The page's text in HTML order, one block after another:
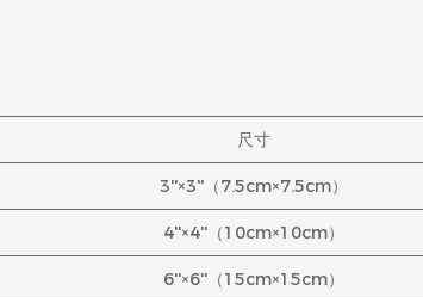
尺寸
3''×3''（7.5cm×7.5cm）
4''×4''（10cm×10cm）
6''×6''（15cm×15cm）